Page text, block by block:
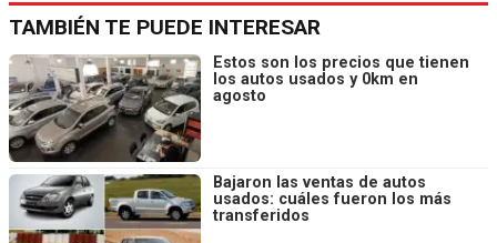
TAMBIÉN TE PUEDE INTERESAR
Estos son los precios que tienen
los autos usados y 0km en
agosto
Bajaron las ventas de autos
usados: cuáles fueron los más
transferidos